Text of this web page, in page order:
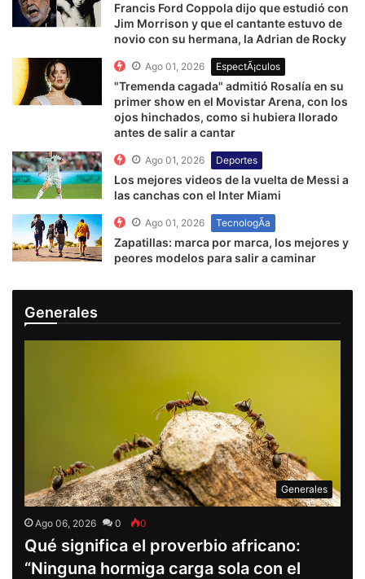
Francis Ford Coppola dijo que estudió con
Jim Morrison y que el cantante estuvo de
novio con su hermana, la Adrian de Rocky
Ago 01, 2026 EspectÃ¡culos
"Tremenda cagada" admitió Rosalía en su
primer show en el Movistar Arena, con los
ojos hinchados, como si hubiera llorado
antes de salir a cantar
Ago 01, 2026 Deportes
Los mejores videos de la vuelta de Messi a
las canchas con el Inter Miami
Ago 01, 2026 TecnologÃ­a
Zapatillas: marca por marca, los mejores y
peores modelos para salir a caminar
Generales
Generales
Ago 06, 2026 0 0
Qué significa el proverbio africano:
“Ninguna hormiga carga sola con el